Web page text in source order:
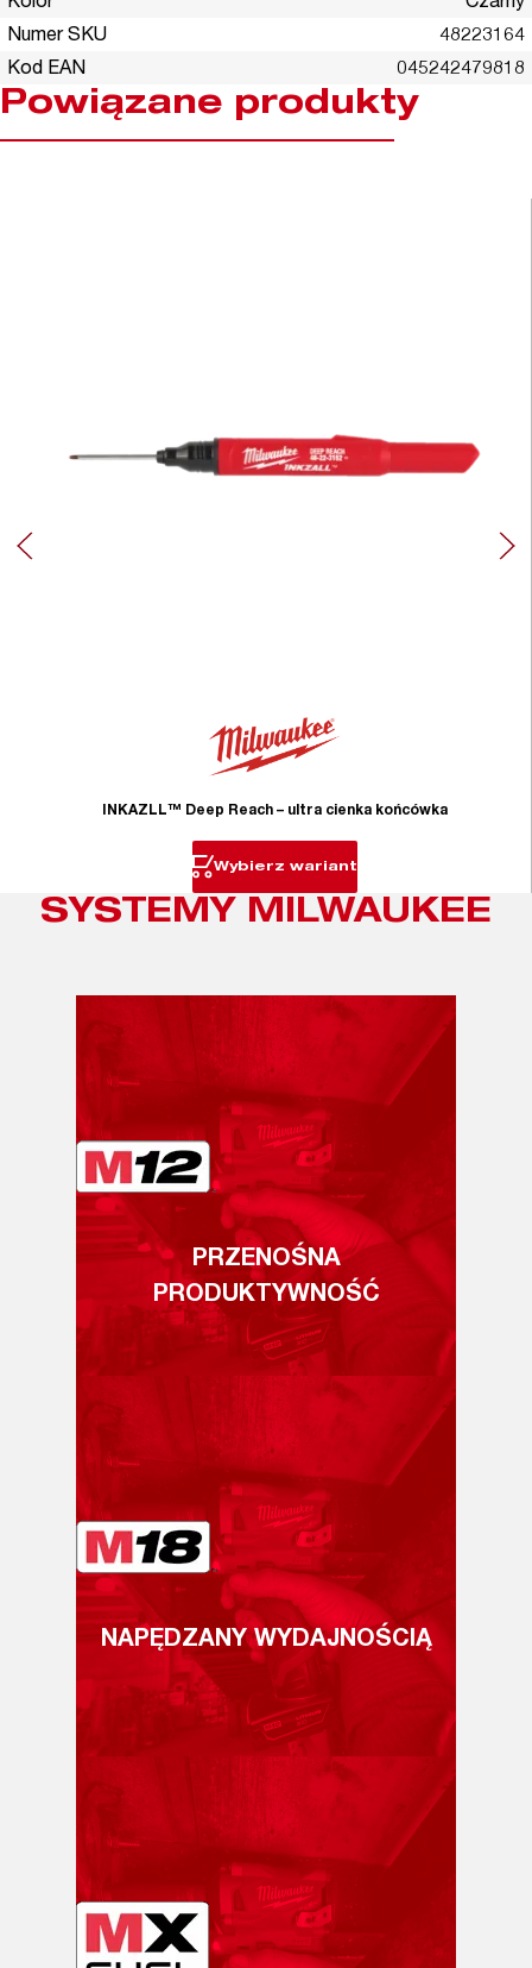
Numer SKU
48223164
Kod EAN
045242479818
Powiązane produkty
INKAZLL™ Deep Reach – ultra cienka końcówka
Wybierz wariant
SYSTEMY MILWAUKEE
PRZENOŚNA
PRODUKTYWNOŚĆ
NAPĘDZANY WYDAJNOŚCIĄ